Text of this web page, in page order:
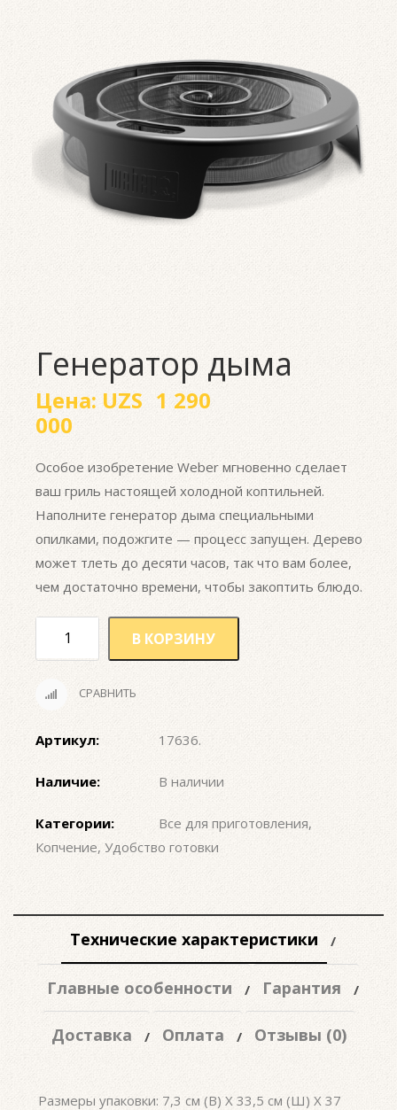
Генератор дыма
Цена: UZS 1 290
000
Особое изобретение Weber мгновенно сделает
ваш гриль настоящей холодной коптильней.
Наполните генератор дыма специальными
опилками, подожгите — процесс запущен. Дерево
может тлеть до десяти часов, так что вам более,
чем достаточно времени, чтобы закоптить блюдо.
В КОРЗИНУ
СРАВНИТЬ
Артикул: 17636.
Наличие: В наличии
Категории: Все для приготовления,
Копчение,Удобство готовки
Технические характеристики
Главные особенности Гарантия
Доставка Оплата Отзывы (0)
Размеры упаковки: 7,3 см (В) X 33,5 см (Ш) X 37